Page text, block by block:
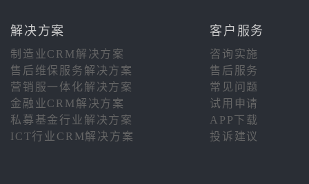
解决方案 客户服务
制造业CRM解决方案
咨询实施
售后维保服务解决方案
售后服务
营销服一体化解决方案
常见问题
金融业CRM解决方案
试用申请
私募基金行业解决方案
APP下载
ICT行业CRM解决方案
投诉建议